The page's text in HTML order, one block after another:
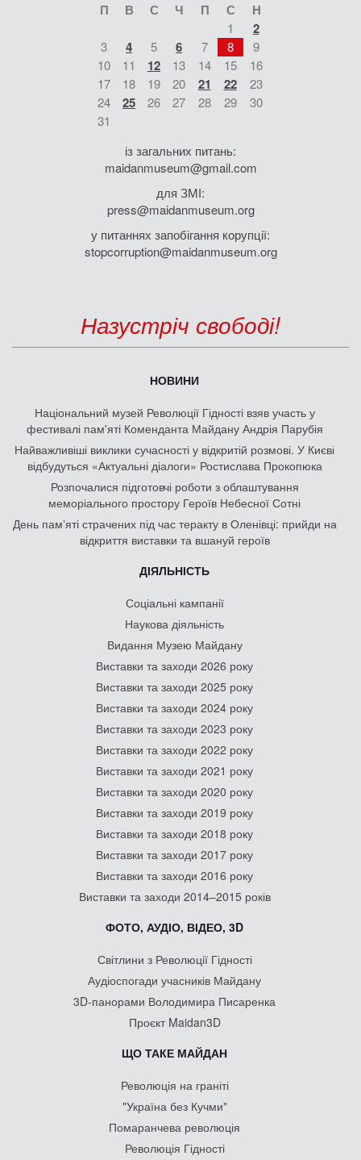
П В С Ч П С Н
1 2
3 4 5 6 7 8
9
10
11 12 13 14 15
16
17
18 19 20 21 22
23
24
25 26 27 28 29
30
31
із загальних питань:
maidanmuseum@gmail.com
для ЗМІ:
press@maidanmuseum.org
у питаннях запобігання корупції:
stopcorruption@maidanmuseum.org
Назустріч свободі!
НОВИНИ
Національний музей Революції Гідності взяв участь у
фестивалі пам'яті Коменданта Майдану Андрія Парубія
Найважливіші виклики сучасності у відкритій розмові. У Києві
відбудуться «Актуальні діалоги» Ростислава Прокопюка
Розпочалися підготовчі роботи з облаштування
меморіального простору Героїв Небесної Сотні
День памʼяті страчених під час теракту в Оленівці: прийди на
відкриття виставки та вшануй героїв
ДІЯЛЬНІСТЬ
Соціальні кампанії
Наукова діяльність
Видання Музею Майдану
Виставки та заходи 2026 року
Виставки та заходи 2025 року
Виставки та заходи 2024 року
Виставки та заходи 2023 року
Виставки та заходи 2022 року
Виставки та заходи 2021 року
Виставки та заходи 2020 року
Виставки та заходи 2019 року
Виставки та заходи 2018 року
Виставки та заходи 2017 року
Виставки та заходи 2016 року
Виставки та заходи 2014–2015 років
ФОТО, АУДІО, ВІДЕО, 3D
Світлини з Революції Гідності
Аудіоспогади учасників Майдану
3D-панорами Володимира Писаренка
Проєкт Maidan3D
ЩО ТАКЕ МАЙДАН
Революція на граніті
"Україна без Кучми"
Помаранчева революція
Революція Гідності